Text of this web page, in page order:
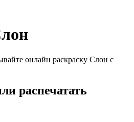
онлайн раскраску Слон с
распечатать